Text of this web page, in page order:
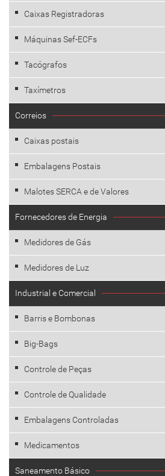
Caixas Registradoras
Máquinas Sef-ECFs
Tacógrafos
Taxímetros
Correios
Caixas postais
Embalagens Postais
Malotes SERCA e de Valores
Fornecedores de Energia
Medidores de Gás
Medidores de Luz
Industrial e Comercial
Barris e Bombonas
Big-Bags
Controle de Peças
Controle de Qualidade
Embalagens Controladas
Medicamentos
Saneamento Básico